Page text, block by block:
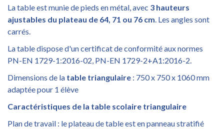
La table est munie de pieds en métal, avec 3 hauteurs
ajustables du plateau de 64, 71 ou 76 cm. Les angles sont
carrés.
La table dispose d'un certificat de conformité aux normes
PN-EN 1729-1:2016-02, PN-EN 1729-2+A1:2016-2.
Dimensions de la table triangulaire : 750 x 750 x 1060 mm
adaptée pour 1 élève
Caractéristiques de la table scolaire triangulaire
Plan de travail : le plateau de table est en panneau stratifié